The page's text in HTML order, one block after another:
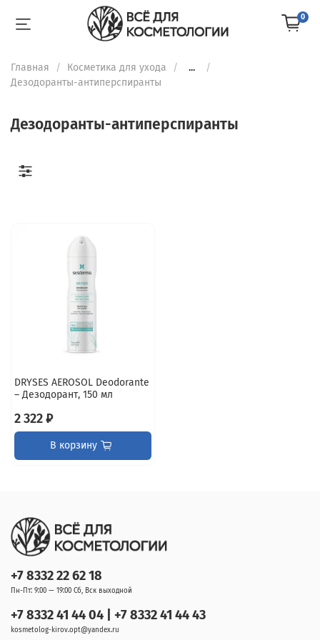
0
Главная Косметика для ухода
...
Дезодоранты-антиперспиранты
Дезодоранты-антиперспиранты
DRYSES AEROSOL Deodorante
– Дезодорант, 150 мл
2 322 ₽
В корзину
+7 8332 22 62 18
Пн-Пт: 9:00 — 19:00 Сб, Вск выходной
+7 8332 41 44 04 | +7 8332 41 44 43
kosmetolog-kirov.opt@yandex.ru